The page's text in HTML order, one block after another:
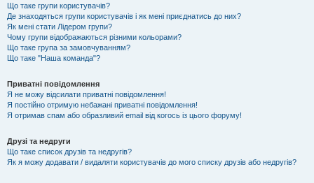
Що таке групи користувачів?
Де знаходяться групи користувачів і як мені приєднатись до них?
Як мені стати Лідером групи?
Чому групи відображаються різними кольорами?
Що таке група за замовчуванням?
Що таке "Наша команда"?
Приватні повідомлення
Я не можу відсилати приватні повідомлення!
Я постійно отримую небажані приватні повідомлення!
Я отримав спам або образливий email від когось із цього форуму!
Друзі та недруги
Що таке список друзів та недругів?
Як я можу додавати / видаляти користувачів до мого списку друзів або недругів?